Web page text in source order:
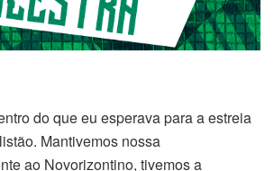
do que eu esperava para a estreia
Mantivemos nossa
ao Novorizontino, tivemos a